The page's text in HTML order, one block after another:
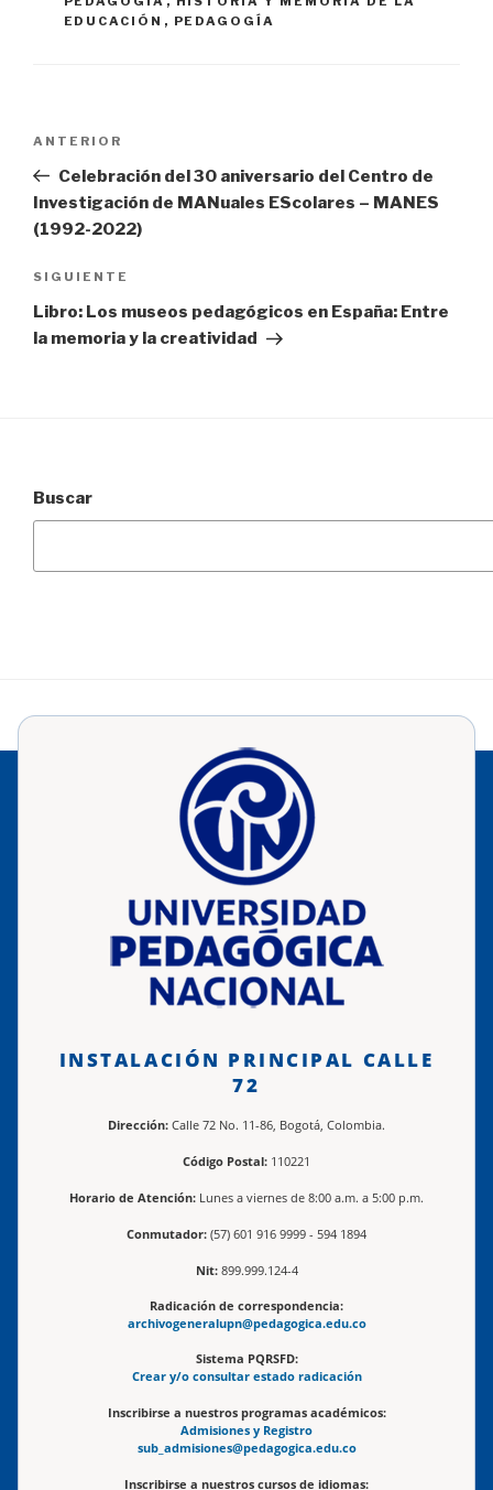
EDUCACIÓN , PEDAGOGÍA
entradas
Entrada
anterior:
ANTERIOR
Celebración del 30 aniversario del Centro de
Investigación de MANuales EScolares – MANES
(1992-2022)
Siguiente
entrada
SIGUIENTE
Libro: Los museos pedagógicos en España: Entre
la memoria y la creatividad
Buscar
INSTALACIÓN PRINCIPAL CALLE
72
Dirección: Calle 72 No. 11-86, Bogotá, Colombia.
Código Postal: 110221
Horario de Atención: Lunes a viernes de 8:00 a.m. a 5:00 p.m.
Conmutador: (57) 601 916 9999 - 594 1894
Nit:899.999.124-4
Radicación de correspondencia:
archivogeneralupn@pedagogica.edu.co
Sistema PQRSFD:
Crear y/o consultar estado radicación
Inscribirse a nuestros programas académicos:
Admisiones y Registro
sub_admisiones@pedagogica.edu.co
Inscribirse a nuestros cursos de idiomas: